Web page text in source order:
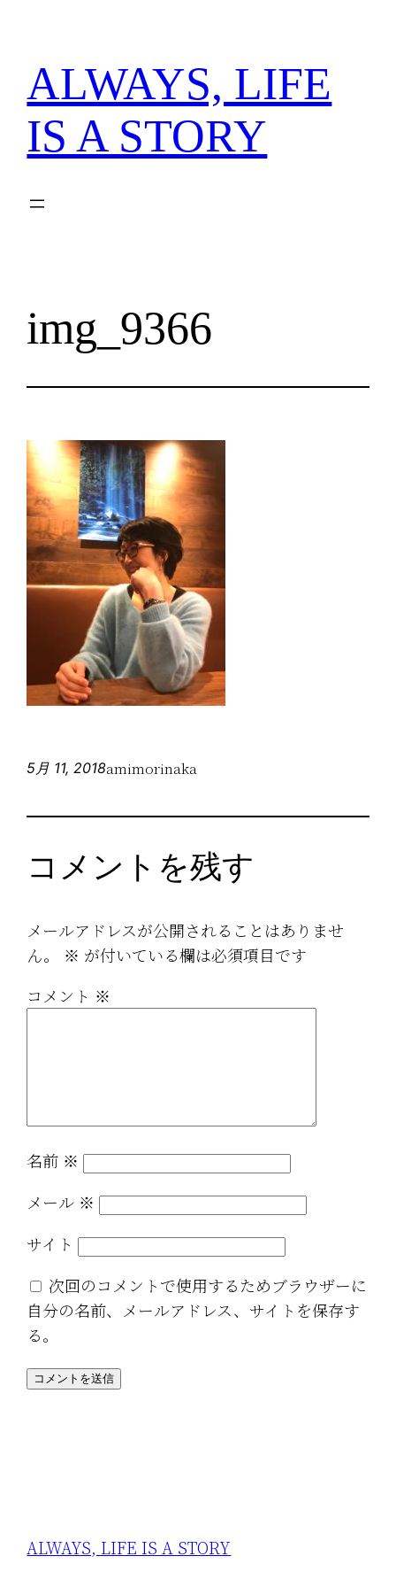
ALWAYS, LIFE
IS A STORY
img_9366
5月 11, 2018amimorinaka
コメントを残す
メールアドレスが公開されることはありませ
ん。
※ が付いている欄は必須項目です
コメント ※
名前 ※
メール ※
サイト
次回のコメントで使用するためブラウザーに
自分の名前、メールアドレス、サイトを保存す
る。
ALWAYS, LIFE IS A STORY